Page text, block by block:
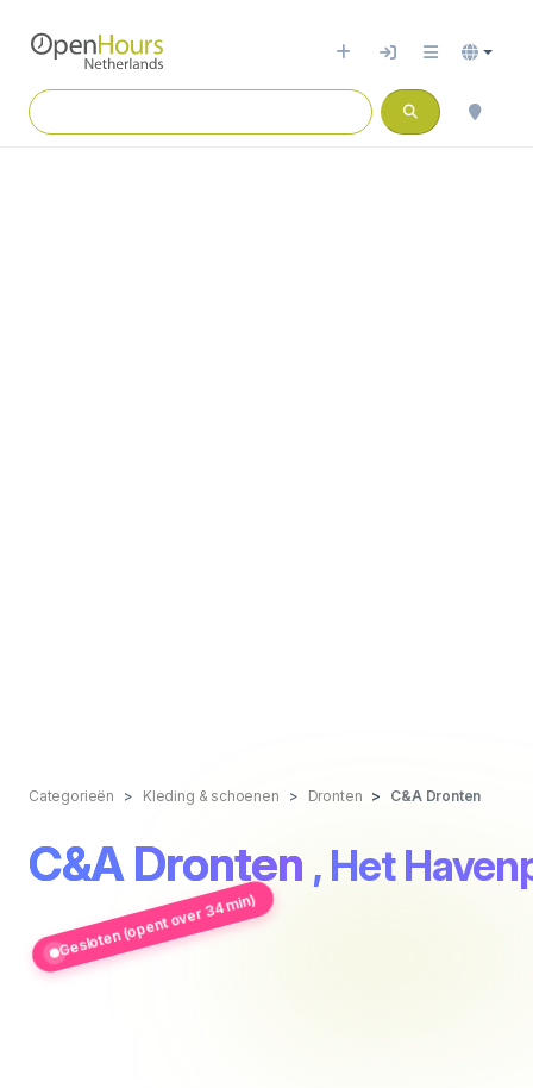
Categorieën Kleding & schoenen Dronten C&A Dronten
C&A Dronten , Het
Gesloten (opent over 34 min)